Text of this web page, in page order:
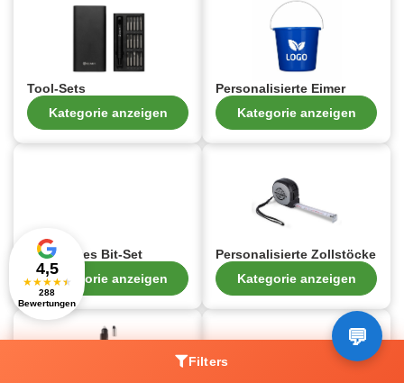
Tool-Sets
Kategorie anzeigen
Personalisierte Eimer
Kategorie anzeigen
Bedrucktes Bit-Set
Kategorie anzeigen
Personalisierte Zollstöcke
Kategorie anzeigen
Filters
4,5
★★★★★
288
Bewertungen